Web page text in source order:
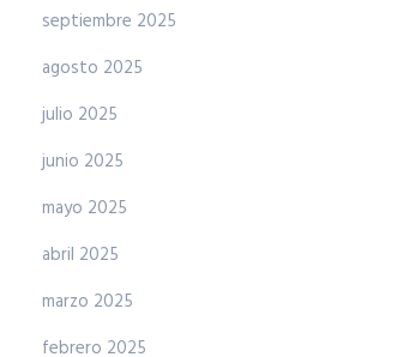
septiembre 2025
agosto 2025
julio 2025
junio 2025
mayo 2025
abril 2025
marzo 2025
febrero 2025